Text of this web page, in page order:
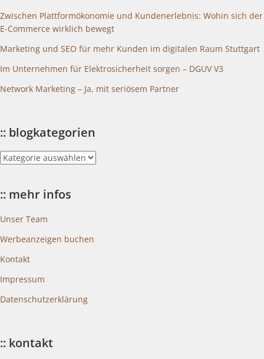
Zwischen Plattformökonomie und Kundenerlebnis: Wohin sich der
E-Commerce wirklich bewegt
Marketing und SEO für mehr Kunden im digitalen Raum Stuttgart
Im Unternehmen für Elektrosicherheit sorgen – DGUV V3
Network Marketing – Ja, mit seriösem Partner
:: blogkategorien
::
blogkategorien
:: mehr infos
Unser Team
Werbeanzeigen buchen
Kontakt
Impressum
Datenschutzerklärung
:: kontakt